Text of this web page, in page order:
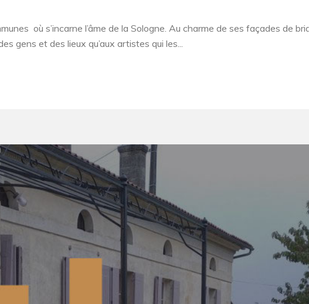
où s’incarne l’âme de la Sologne. Au charme de ses façades de
gens et des lieux qu’aux artistes qui les...